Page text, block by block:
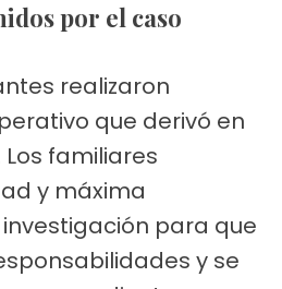
por el caso
realizaron
que derivó en
Los familiares
y máxima
para que
y se